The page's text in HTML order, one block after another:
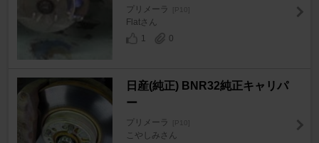
プリメーラ [P10]
Flatさん
1
0
日産(純正) BNR32純正キャリパ
ー
プリメーラ [P10]
こやしみさん